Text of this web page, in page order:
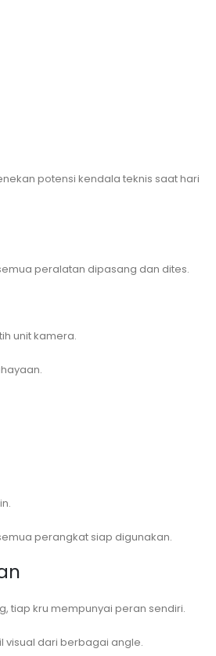
potensi kendala teknis saat hari
peralatan dipasang dan dites.
unit kamera.
perangkat siap digunakan.
tiap kru mempunyai peran sendiri.
visual dari berbagai angle.